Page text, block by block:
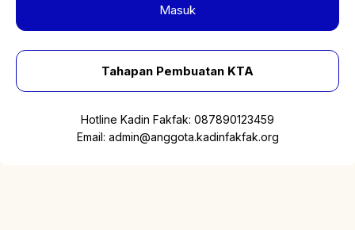
Masuk
Tahapan Pembuatan KTA
Hotline Kadin Fakfak: 087890123459
Email: admin@anggota.kadinfakfak.org